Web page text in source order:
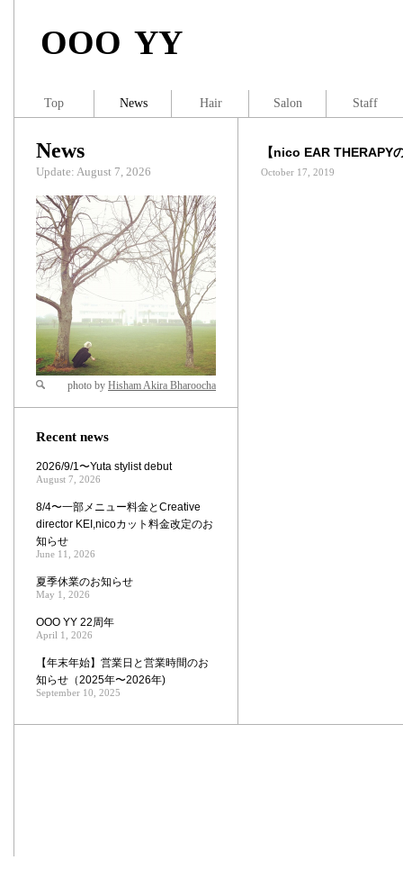
OOO YY
【nico EAR THERAPY
October 17, 2019
News
Update: August 7, 2026
Zoom
photo by Hisham Akira Bharoocha
Recent news
2026/9/1〜Yuta stylist debut
August 7, 2026
8/4〜一部メニュー料金とCreative
director KEI,nicoカット料金改定のお
知らせ
June 11, 2026
夏季休業のお知らせ
May 1, 2026
OOO YY 22周年
April 1, 2026
【年末年始】営業日と営業時間のお
知らせ（2025年〜2026年)
September 10, 2025
Top News Hair Salon Staff